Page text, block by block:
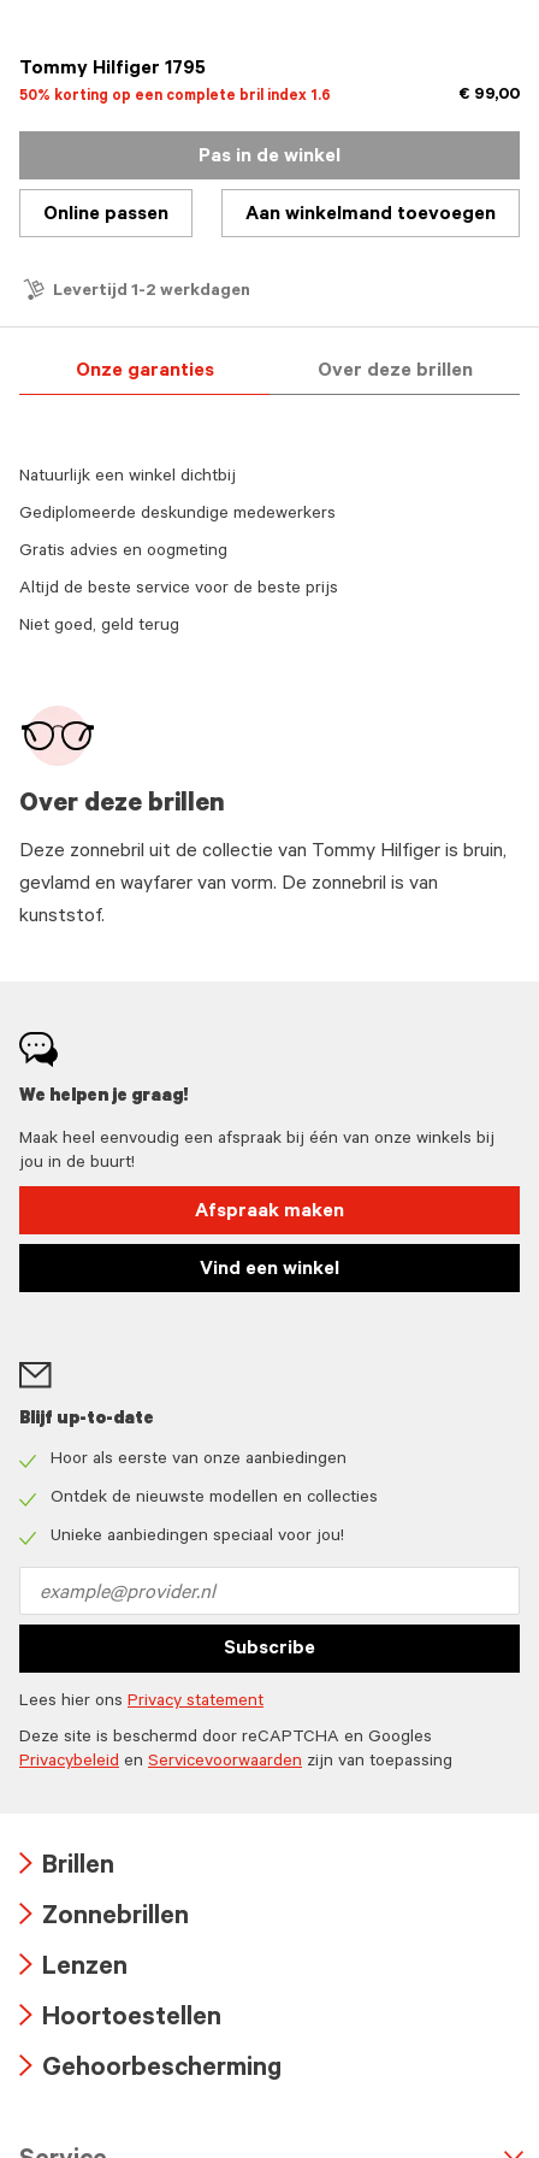
Tommy Hilfiger 1795
50% korting op een complete bril index 1.6 € 99,00
Pas in de winkel
Online passen Aan winkelmand toevoegen
Levertijd 1-2 werkdagen
Onze garanties Over deze brillen
Over deze brillen
Deze zonnebril uit de collectie van Tommy Hilfiger is bruin,
gevlamd en wayfarer van vorm. De zonnebril is van
kunststof.
Natuurlijk een winkel dichtbij
Gediplomeerde deskundige medewerkers
Gratis advies en oogmeting
Altijd de beste service voor de beste prijs
Niet goed, geld terug
We helpen je graag!
Maak heel eenvoudig een afspraak bij één van onze winkels bij
jou in de buurt!
Afspraak maken
Vind een winkel
Blijf up-to-date
icon
Hoor als eerste van onze aanbiedingen
icon
Ontdek de nieuwste modellen en collecties
Unieke aanbiedingen speciaal voor jou!
address
Subscribe
Lees hier ons Privacy statement
Deze site is beschermd door reCAPTCHA en Googles
Privacybeleid en Servicevoorwaarden zijn van toepassing
icon
Brillen
icon
Zonnebrillen
icon
Lenzen
icon
Hoortoestellen
Gehoorbescherming